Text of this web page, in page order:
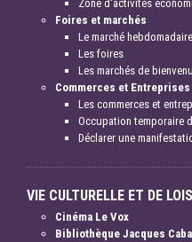
Zone d'activités
Foires et marchés
Le marché hebdomadaire
Les foires
Les marchés de
Commerces et Entreprises
Les commerces et
Occupation temporaire
Déclarer une
VIE CULTURELLE ET DE
Cinéma Le Vox
Bibliothèque Jacques